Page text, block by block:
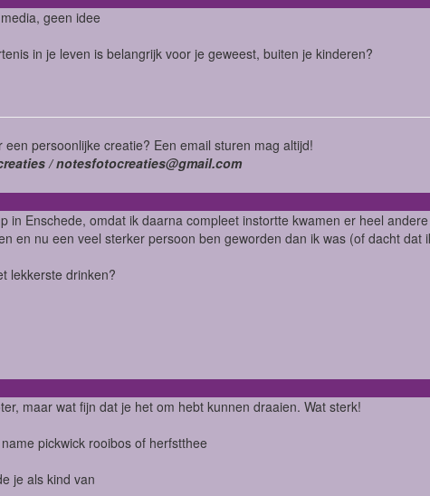
geen idee
in je leven is belangrijk voor je geweest, buiten je kinderen?
een persoonlijke creatie? Een email sturen mag altijd!
/ notesfotocreaties@gmail.com
in Enschede, omdat ik daarna compleet instortte kwamen er heel
en nu een veel sterker persoon ben geworden dan ik was (of dacht dat
lekkerste drinken?
maar wat fijn dat je het om hebt kunnen draaien. Wat sterk!
pickwick rooibos of herfstthee
je als kind van